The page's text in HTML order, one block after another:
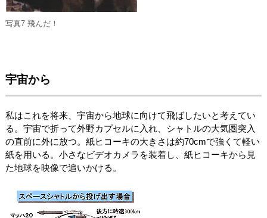
写真7 飛んだ！
宇宙から
私はこれを将来、宇宙から地球に向けて飛ばしたいと考えてい
る。宇宙で折って外野カプセルに入れ、シャトルの大気圏突入
の直前に外に放つ。紙ヒコーキの大きさは約70cmで強くて軽い
紙を用いる。小さなビデオカメラを装着し、紙ヒコーキから見
た地球を映像で追いかける。